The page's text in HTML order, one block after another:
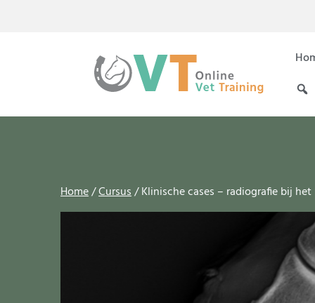
Home/Cursus/ Klinische cases – radiografie bij het